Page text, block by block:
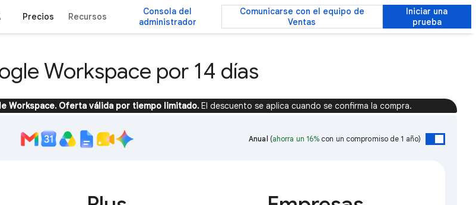
Precios Recursos
Consola del
administrador
Comunicarse con el equipo de
Ventas
Iniciar una
prueba
Workspace por 14 días
Workspace. Oferta válida por tiempo limitado. El descuento se aplica cuando se confirma la compra.
Anual (ahorra un 16% con un compromiso de 1 año)